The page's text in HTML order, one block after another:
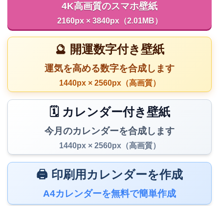
4K高画質のスマホ壁紙
2160px × 3840px（2.01MB）
🔮 開運数字付き壁紙
運気を高める数字を合成します
1440px × 2560px（高画質）
🗓️ カレンダー付き壁紙
今月のカレンダーを合成します
1440px × 2560px（高画質）
🖨️ 印刷用カレンダーを作成
A4カレンダーを無料で簡単作成